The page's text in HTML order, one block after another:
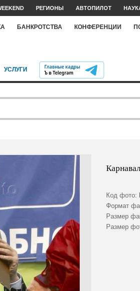
РЕГИОНЫ АВТОПИЛОТ
БАНКРОТСТВА КОНФЕРЕНЦИИ
УСЛУГИ
Код фото:
Формат
Размер
Размер